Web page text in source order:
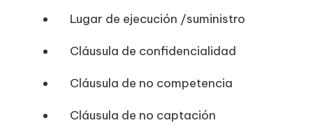
Lugar de ejecución /suministro
Cláusula de confidencialidad
Cláusula de no competencia
Cláusula de no captación